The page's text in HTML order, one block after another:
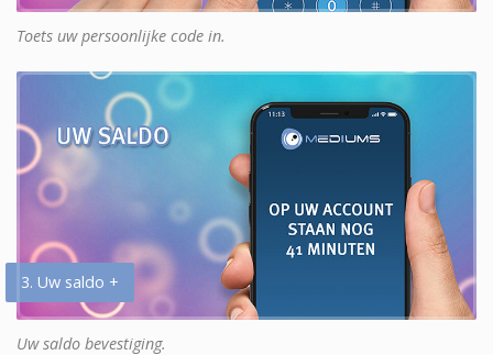
Toets uw persoonlijke code in.
3. Uw saldo +
Uw saldo bevestiging.